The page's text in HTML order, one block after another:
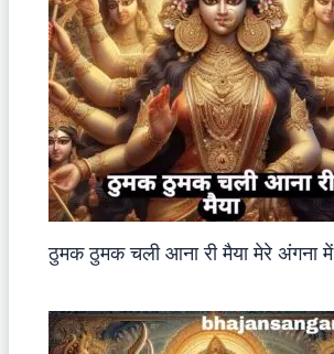
ठुमक ठुमक चली आना री मैया मेरे अंगना